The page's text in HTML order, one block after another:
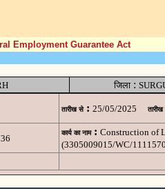
Employment Guarantee Act
जिला:
तारीख से : 25/05/2025 तारीख
कार्य का नाम : Construction of
(3305009015/WC/